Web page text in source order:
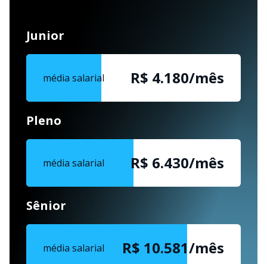
Junior
média salarial R$ 4.180/mês
Pleno
média salarial R$ 6.430/mês
Sênior
média salarial R$ 10.581/mês